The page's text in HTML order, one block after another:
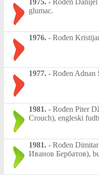
1975. - Rođen
glumac.
1976. - Rođen
1977. - Rođen Adnan
1981. - Rođen Piter
Crouch), engleski
1981. - Rođen
Иванов Бербатов),